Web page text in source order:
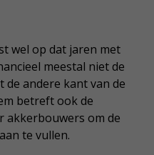
wel op dat jaren met
meestal niet de
de andere kant van de
betreft ook de
akkerbouwers om de
te vullen.